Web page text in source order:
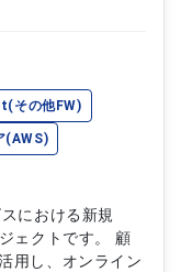
スを活用したイ
その他FW)
(AWS)
における新規
ェクトです。 顧
用し、オンライン